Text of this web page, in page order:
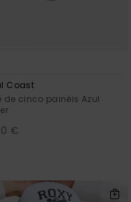
Coast
de cinco painéis Azul
€